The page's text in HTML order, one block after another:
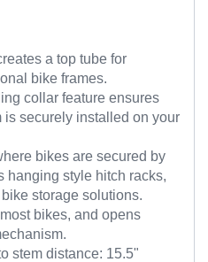
a top tube for
bike frames.
collar feature ensures
is securely installed on your
bikes are secured by
hanging style hitch racks,
storage solutions.
bikes, and opens
stem distance: 15.5"